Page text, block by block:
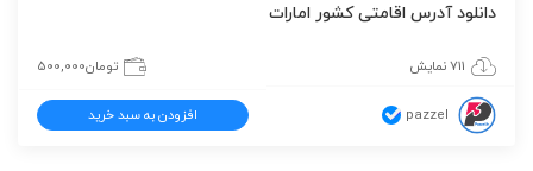
دانلود آدرس اقامتی کشور امارات
711 نمایش تومان500,000
pazzel افزودن به سبد خرید